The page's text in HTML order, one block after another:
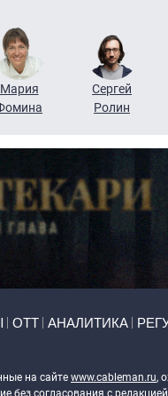
Мария
Сергей
Ролин
ОТТ АНАЛИТИКА
на сайте www.cableman.ru,
без согласования с